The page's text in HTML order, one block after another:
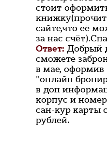
стоит
сайте,что её
за нас
Ответ: Добрый
сможете
в мае, оформив
"онлайн
в доп
корпус и
сан-кур карты
рублей.